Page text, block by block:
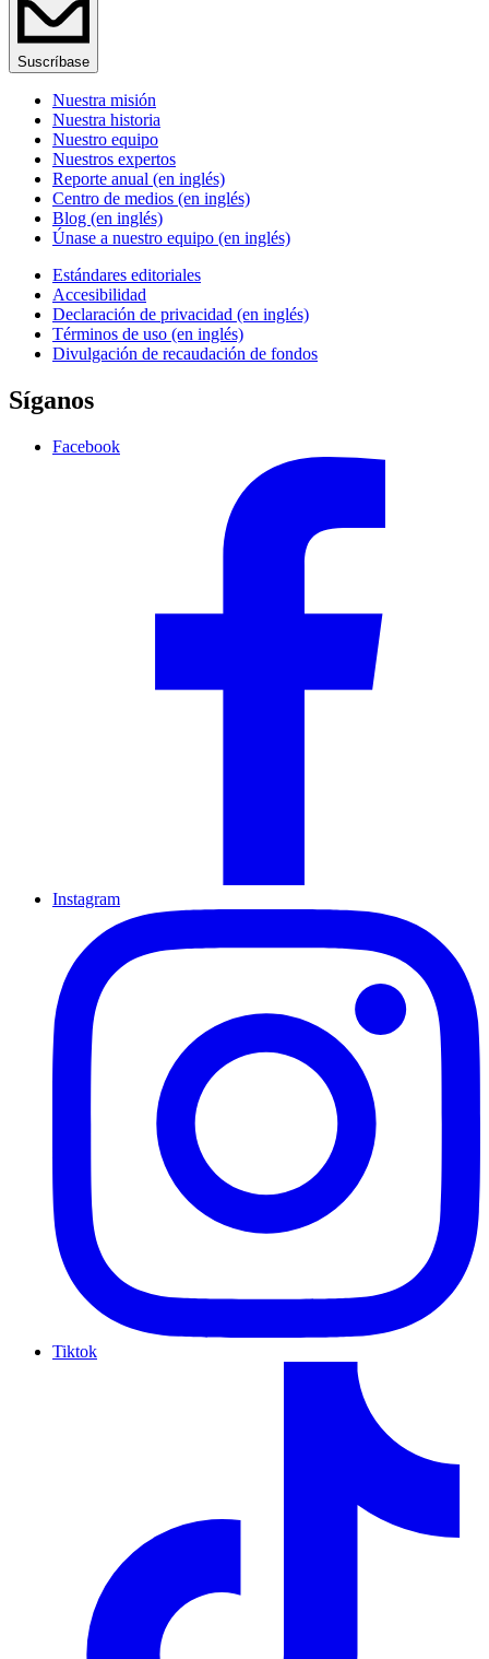
Suscríbase
Nuestra misión
Nuestra historia
Nuestro equipo
Nuestros expertos
Reporte anual (en inglés)
Centro de medios (en inglés)
Blog (en inglés)
Únase a nuestro equipo (en inglés)
Estándares editoriales
Accesibilidad
Declaración de privacidad (en inglés)
Términos de uso (en inglés)
Divulgación de recaudación de fondos
Síganos
Facebook
Instagram
Tiktok